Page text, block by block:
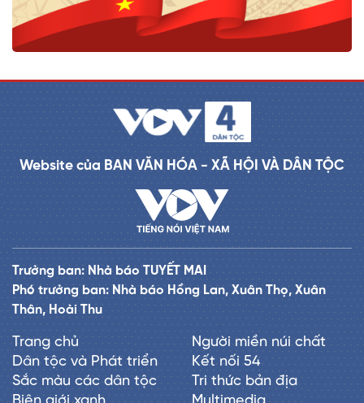
Website của BAN VĂN HÓA - XÃ HỘI VÀ DÂN TỘC
Trưởng ban: Nhà báo TUYẾT MAI
Phó trưởng ban: Nhà báo Hồng Lan, Xuân Thọ, Xuân
Thân, Hoài Thu
Trang chủ
Dân tộc và Phát triển
Sắc màu các dân tộc
Người miền núi chất
Kết nối 54
Tri thức bản địa